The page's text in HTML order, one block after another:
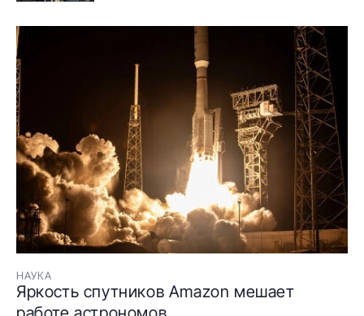
НАУКА
Яркость спутников Amazon мешает